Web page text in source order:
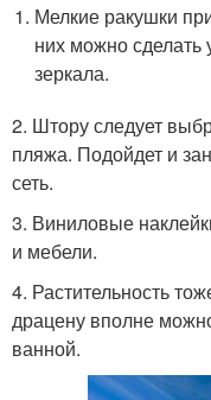
Мелкие ракушки
них можно сделать
зеркала.
2. Штору следует
пляжа. Подойдет и
сеть.
3. Виниловые
и мебели.
4. Растительность
драцену вполне
ванной.